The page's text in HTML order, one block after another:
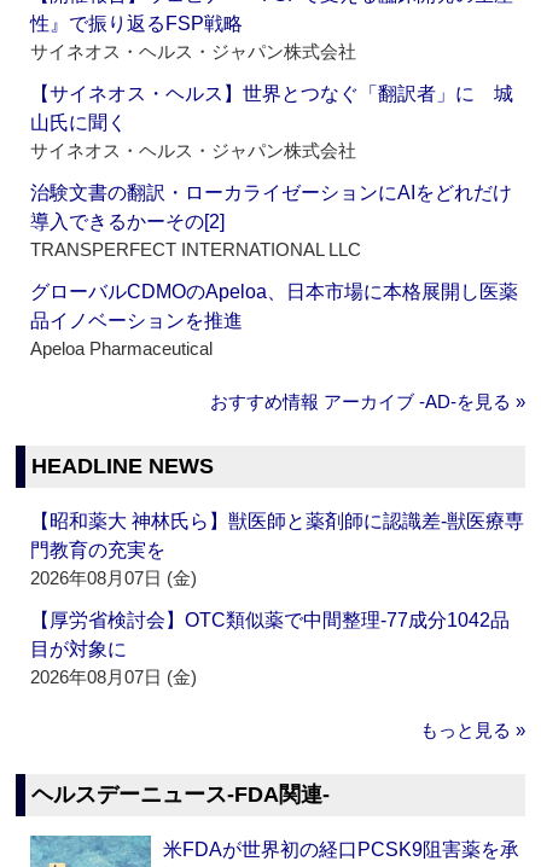
性』で振り返るFSP戦略
サイネオス・ヘルス・ジャパン株式会社
【サイネオス・ヘルス】世界とつなぐ「翻訳者」に 城
山氏に聞く
サイネオス・ヘルス・ジャパン株式会社
治験文書の翻訳・ローカライゼーションにAIをどれだけ
導入できるかーその[2]
TRANSPERFECT INTERNATIONAL LLC
グローバルCDMOのApeloa、日本市場に本格展開し医薬
品イノベーションを推進
Apeloa Pharmaceutical
おすすめ情報 アーカイブ ‐AD‐を見る »
HEADLINE NEWS
【昭和薬大 神林氏ら】獣医師と薬剤師に認識差‐獣医療専
門教育の充実を
2026年08月07日 (金)
【厚労省検討会】OTC類似薬で中間整理‐77成分1042品
目が対象に
2026年08月07日 (金)
もっと見る »
ヘルスデーニュース‐FDA関連‐
米FDAが世界初の経口PCSK9阻害薬を承